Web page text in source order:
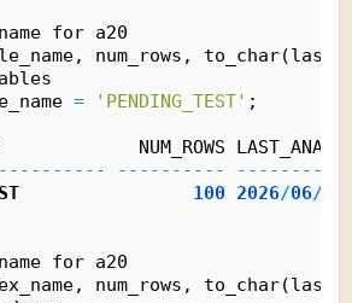
for a20
num_rows,
= 'PENDING_TEST' ;
NUM_ROWS LAST_ANAL
----------
100 2026/06/
for a20
num_rows,